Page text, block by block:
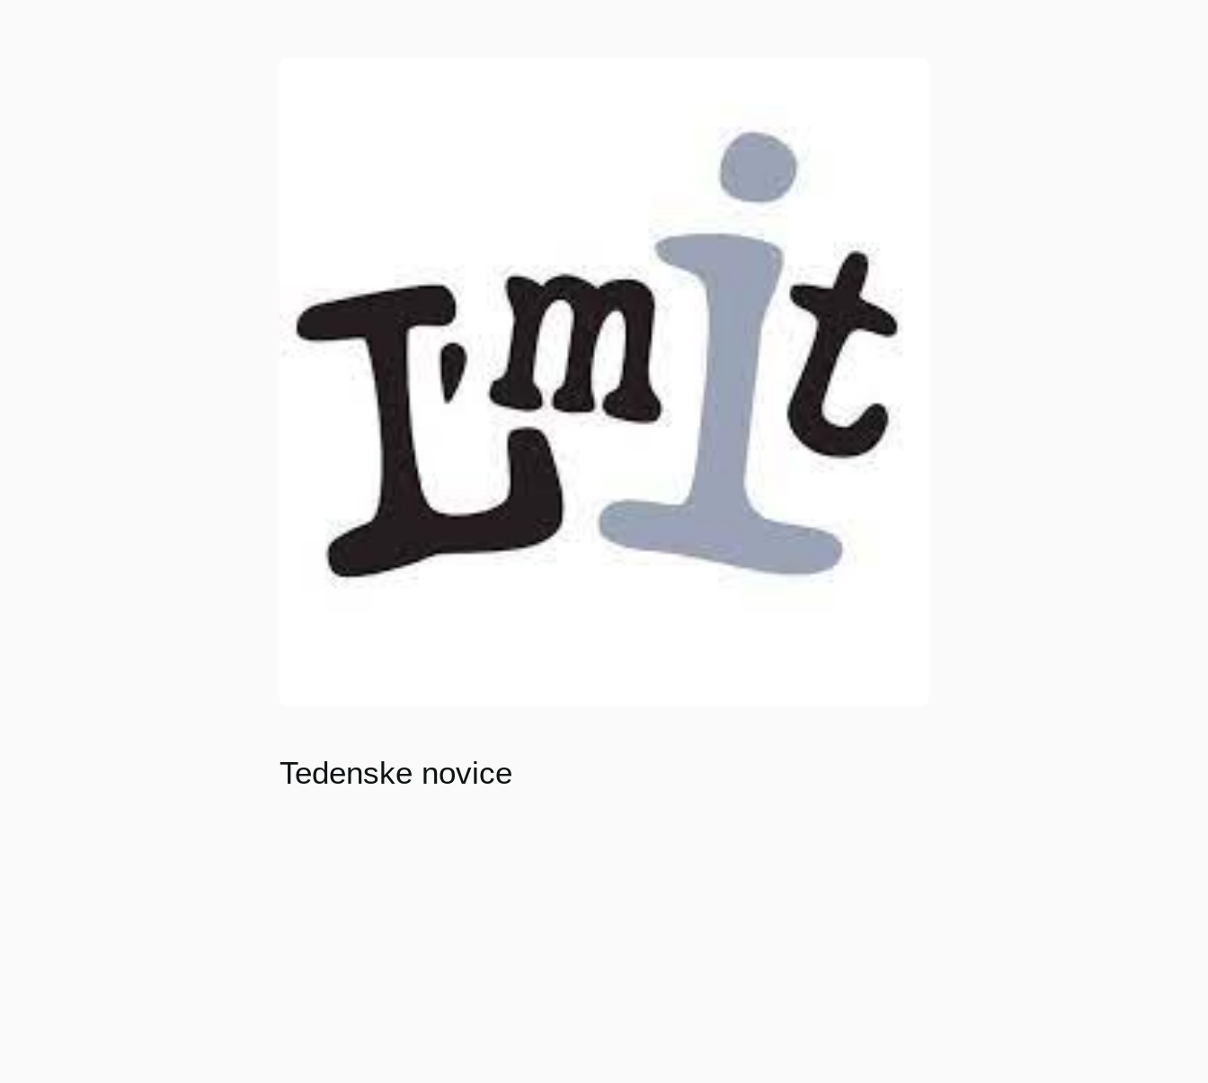
Tedenske novice